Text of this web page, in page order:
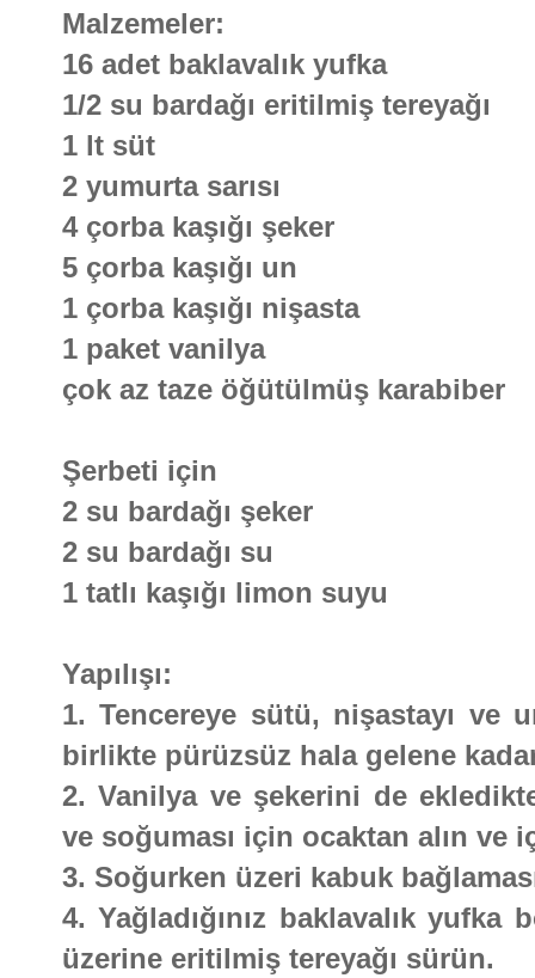
Malzemeler:
16 adet baklavalık yufka
1/2 su bardağı eritilmiş tereyağı
1 lt süt
2 yumurta sarısı
4 çorba kaşığı şeker
5 çorba kaşığı un
1 çorba kaşığı nişasta
1 paket vanilya
çok az taze öğütülmüş karabiber
Şerbeti için
2 su bardağı şeker
2 su bardağı su
1 tatlı kaşığı limon suyu
Yapılışı:
1. Tencereye sütü, nişastayı ve
birlikte pürüzsüz hala gelene kadar
2. Vanilya ve şekerini de
ve soğuması için ocaktan alın
3. Soğurken üzeri kabuk
4. Yağladığınız baklavalık
üzerine eritilmiş tereyağı sürün.